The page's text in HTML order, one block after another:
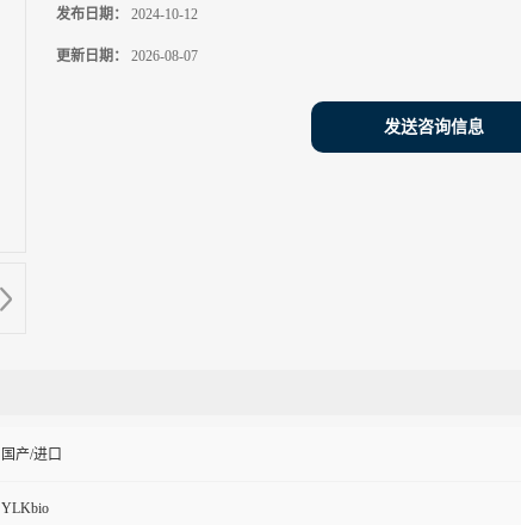
发布日期： 2024-10-12
更新日期： 2026-08-07
发送咨询信息
国产/进口
YLKbio